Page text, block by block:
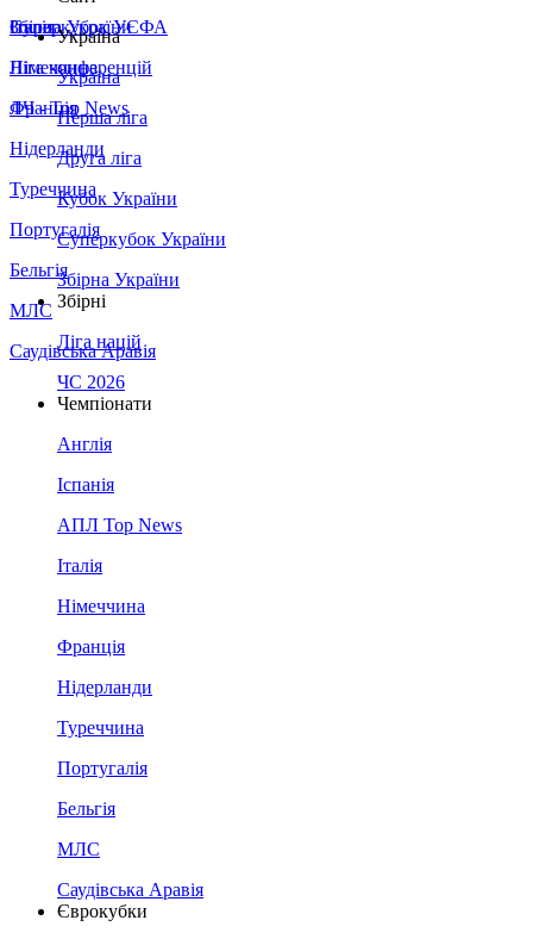
Збірна України
Італія
Німеччина
Франція
Нідерланди
Туреччина
Португалія
Бельгія
МЛС
Саудівська Аравія
Суперкубок УЄФА
Ліга конференцій
ЛЧ - Top News
Україна
Україна
Перша ліга
Друга ліга
Кубок України
Суперкубок України
Збірна України
Збірні
Ліга націй
ЧС 2026
Чемпіонати
Англія
Іспанія
АПЛ Top News
Італія
Німеччина
Франція
Нідерланди
Туреччина
Португалія
Бельгія
МЛС
Саудівська Аравія
Єврокубки